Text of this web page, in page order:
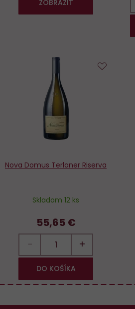
ZOBRAZIT
Nova Domus Terlaner Riserva
Skladom 12 ks
55,65 €
− +
DO KOŠÍKA